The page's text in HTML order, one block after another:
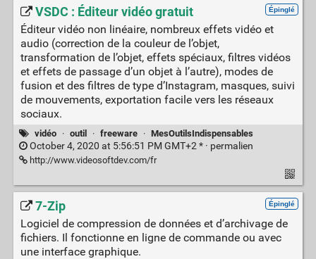
Épinglé
VSDC : Éditeur vidéo gratuit
Éditeur vidéo non linéaire, nombreux effets vidéo et
audio (correction de la couleur de l’objet,
transformation de l’objet, effets spéciaux, filtres vidéos
et effets de passage d’un objet à l’autre), modes de
fusion et des filtres de type d’Instagram, masques, suivi
de mouvements, exportation facile vers les réseaux
sociaux.
vidéo · outil · freeware · MesOutilsIndispensables
October 4, 2020 at 5:56:51 PM GMT+2 * · permalien
http://www.videosoftdev.com/fr
Épinglé
7-Zip
Logiciel de compression de données et d’archivage de
fichiers. Il fonctionne en ligne de commande ou avec
une interface graphique.